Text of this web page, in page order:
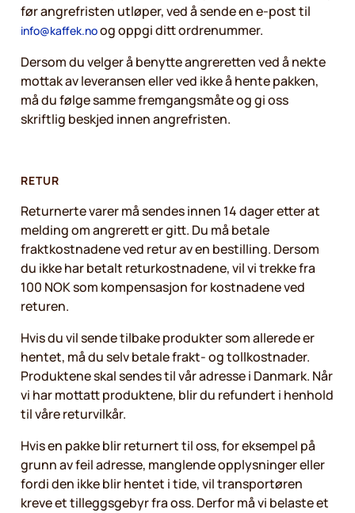
før angrefristen utløper, ved å sende en e-post til
info@kaffek.noog oppgi ditt ordrenummer.
Dersom du velger å benytte angreretten ved å nekte
mottak av leveransen eller ved ikke å hente pakken,
må du følge samme fremgangsmåte og gi oss
skriftlig beskjed innen angrefristen.
RETUR
Returnerte varer må sendes innen 14 dager etter at
melding om angrerett er gitt. Du må betale
fraktkostnadene ved retur av en bestilling. Dersom
du ikke har betalt returkostnadene, vil vi trekke fra
100 NOK som kompensasjon for kostnadene ved
returen.
Hvis du vil sende tilbake produkter som allerede er
hentet, må du selv betale frakt- og tollkostnader.
Produktene skal sendes til vår adresse i Danmark. Når
vi har mottatt produktene, blir du refundert i henhold
til våre returvilkår.
Hvis en pakke blir returnert til oss, for eksempel på
grunn av feil adresse, manglende opplysninger eller
fordi den ikke blir hentet i tide, vil transportøren
kreve et tilleggsgebyr fra oss. Derfor må vi belaste et